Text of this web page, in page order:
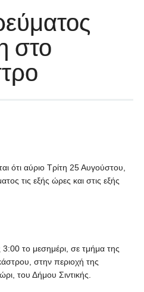
στο
ότι αύριο Τρίτη 25 Αυγούστου,
τις εξής ώρες και στις εξής
το μεσημέρι, σε τμήμα της
στην περιοχή της
του Δήμου Σιντικής.